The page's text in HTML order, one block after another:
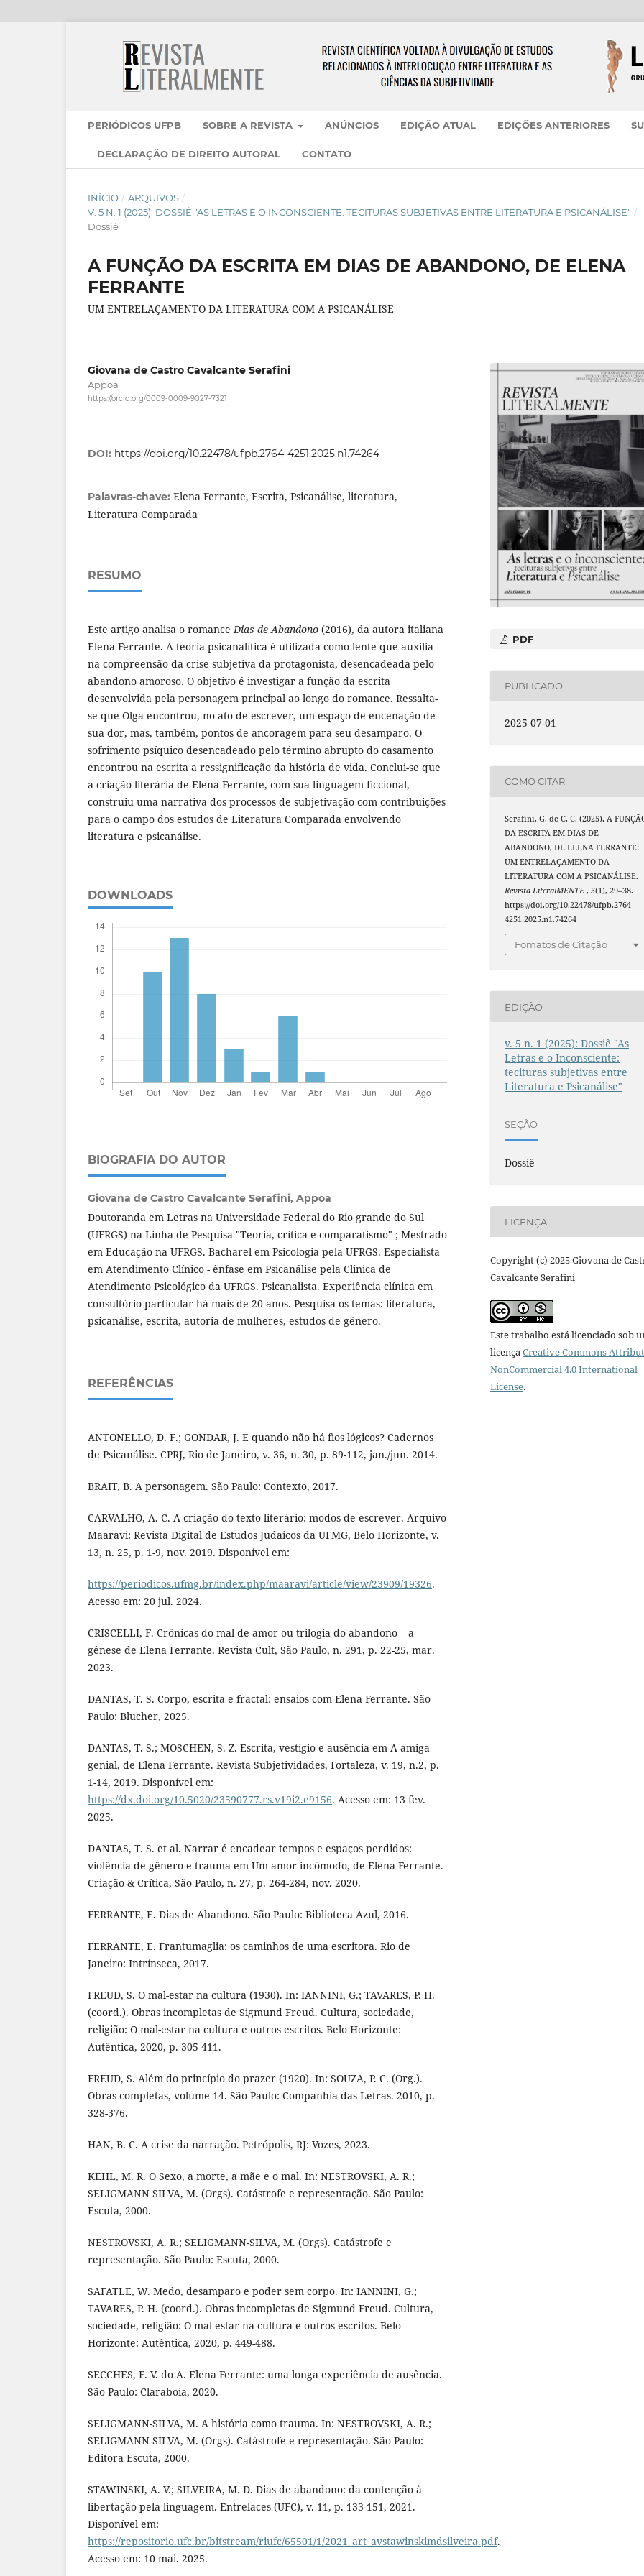
PERIÓDICOS UFPB SOBRE A REVISTA ANÚNCIOS EDIÇÃO ATUAL EDIÇÕES ANTERIORES
DECLARAÇÃO DE DIREITO AUTORAL CONTATO
INÍCIO / ARQUIVOS /
V. 5 N. 1 (2025): DOSSIÊ "AS LETRAS E O INCONSCIENTE: TECITURAS SUBJETIVAS ENTRE LITERATURA E PSICANÁLISE" /
Dossiê
A FUNÇÃO DA ESCRITA EM DIAS DE ABANDONO, DE ELENA
FERRANTE
UM ENTRELAÇAMENTO DA LITERATURA COM A PSICANÁLISE
Giovana de Castro Cavalcante Serafini
Appoa
https://orcid.org/0009-0009-9027-7321
DOI: https://doi.org/10.22478/ufpb.2764-4251.2025.n1.74264
Palavras-chave: Elena Ferrante, Escrita, Psicanálise, literatura,
Literatura Comparada
RESUMO
Este artigo analisa o romance Dias de Abandono (2016), da autora italiana
Elena Ferrante. A teoria psicanalítica é utilizada como lente que auxilia
na compreensão da crise subjetiva da protagonista, desencadeada pelo
abandono amoroso. O objetivo é investigar a função da escrita
desenvolvida pela personagem principal ao longo do romance. Ressalta-
se que Olga encontrou, no ato de escrever, um espaço de encenação de
sua dor, mas, também, pontos de ancoragem para seu desamparo. O
sofrimento psíquico desencadeado pelo término abrupto do casamento
encontrou na escrita a ressignificação da história de vida. Conclui-se que
a criação literária de Elena Ferrante, com sua linguagem ficcional,
construiu uma narrativa dos processos de subjetivação com contribuições
para o campo dos estudos de Literatura Comparada envolvendo
literatura e psicanálise.
DOWNLOADS
BIOGRAFIA DO AUTOR
Giovana de Castro Cavalcante Serafini, Appoa
Doutoranda em Letras na Universidade Federal do Rio grande do Sul
(UFRGS) na Linha de Pesquisa "Teoria, crítica e comparatismo" ; Mestrado
em Educação na UFRGS. Bacharel em Psicologia pela UFRGS. Especialista
em Atendimento Clínico - ênfase em Psicanálise pela Clinica de
Atendimento Psicológico da UFRGS. Psicanalista. Experiência clínica em
consultório particular há mais de 20 anos. Pesquisa os temas: literatura,
psicanálise, escrita, autoria de mulheres, estudos de gênero.
REFERÊNCIAS
ANTONELLO, D. F.; GONDAR, J. E quando não há fios lógicos? Cadernos
de Psicanálise. CPRJ, Rio de Janeiro, v. 36, n. 30, p. 89-112, jan./jun. 2014.
BRAIT, B. A personagem. São Paulo: Contexto, 2017.
CARVALHO, A. C. A criação do texto literário: modos de escrever. Arquivo
Maaravi: Revista Digital de Estudos Judaicos da UFMG, Belo Horizonte, v.
13, n. 25, p. 1-9, nov. 2019. Disponível em:
https://periodicos.ufmg.br/index.php/maaravi/article/view/23909/19326.
Acesso em: 20 jul. 2024.
CRISCELLI, F. Crônicas do mal de amor ou trilogia do abandono – a
gênese de Elena Ferrante. Revista Cult, São Paulo, n. 291, p. 22-25, mar.
2023.
DANTAS, T. S. Corpo, escrita e fractal: ensaios com Elena Ferrante. São
Paulo: Blucher, 2025.
DANTAS, T. S.; MOSCHEN, S. Z. Escrita, vestígio e ausência em A amiga
genial, de Elena Ferrante. Revista Subjetividades, Fortaleza, v. 19, n.2, p.
1-14, 2019. Disponível em:
https://dx.doi.org/10.5020/23590777.rs.v19i2.e9156. Acesso em: 13 fev.
2025.
DANTAS, T. S. et al. Narrar é encadear tempos e espaços perdidos:
violência de gênero e trauma em Um amor incômodo, de Elena Ferrante.
Criação & Crítica, São Paulo, n. 27, p. 264-284, nov. 2020.
FERRANTE, E. Dias de Abandono. São Paulo: Biblioteca Azul, 2016.
FERRANTE, E. Frantumaglia: os caminhos de uma escritora. Rio de
Janeiro: Intrínseca, 2017.
FREUD, S. O mal-estar na cultura (1930). In: IANNINI, G.; TAVARES, P. H.
(coord.). Obras incompletas de Sigmund Freud. Cultura, sociedade,
religião: O mal-estar na cultura e outros escritos. Belo Horizonte:
Autêntica, 2020, p. 305-411.
FREUD, S. Além do princípio do prazer (1920). In: SOUZA, P. C. (Org.).
Obras completas, volume 14. São Paulo: Companhia das Letras. 2010, p.
328-376.
HAN, B. C. A crise da narração. Petrópolis, RJ: Vozes, 2023.
KEHL, M. R. O Sexo, a morte, a mãe e o mal. In: NESTROVSKI, A. R.;
SELIGMANN SILVA, M. (Orgs). Catástrofe e representação. São Paulo:
Escuta, 2000.
NESTROVSKI, A. R.; SELIGMANN-SILVA, M. (Orgs). Catástrofe e
representação. São Paulo: Escuta, 2000.
SAFATLE, W. Medo, desamparo e poder sem corpo. In: IANNINI, G.;
TAVARES, P. H. (coord.). Obras incompletas de Sigmund Freud. Cultura,
sociedade, religião: O mal-estar na cultura e outros escritos. Belo
Horizonte: Autêntica, 2020, p. 449-488.
SECCHES, F. V. do A. Elena Ferrante: uma longa experiência de ausência.
São Paulo: Claraboia, 2020.
SELIGMANN-SILVA, M. A história como trauma. In: NESTROVSKI, A. R.;
SELIGMANN-SILVA, M. (Orgs). Catástrofe e representação. São Paulo:
Editora Escuta, 2000.
STAWINSKI, A. V.; SILVEIRA, M. D. Dias de abandono: da contenção à
libertação pela linguagem. Entrelaces (UFC), v. 11, p. 133-151, 2021.
Disponível em:
https://repositorio.ufc.br/bitstream/riufc/65501/1/2021_art_avstawinskimdsilveira.pdf.
Acesso em: 10 mai. 2025.
PDF
PUBLICADO
2025-07-01
COMO CITAR
Serafini, G. de C. C. (2025). A
DA ESCRITA EM DIAS DE
ABANDONO, DE ELENA FERRANTE:
UM ENTRELAÇAMENTO DA
LITERATURA COM A PSICANÁLISE.
Revista LiteralMENTE,5(1), 29–38.
https://doi.org/10.22478/ufpb.2764-
4251.2025.n1.74264
Fomatos de Citação
EDIÇÃO
v. 5 n. 1 (2025): Dossiê "As
Letras e o Inconsciente:
tecituras subjetivas entre
Literatura e Psicanálise"
SEÇÃO
Dossiê
LICENÇA
Copyright (c) 2025 Giovana de
Cavalcante Serafini
Este trabalho está licenciado sob
licençaCreative Commons
NonCommercial 4.0 International
License.